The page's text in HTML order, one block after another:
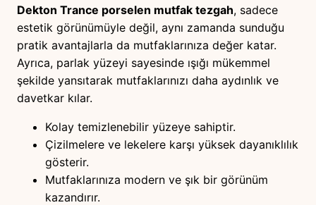
Dekton Trance porselen mutfak tezgah, sadece
estetik görünümüyle değil, aynı zamanda sunduğu
pratik avantajlarla da mutfaklarınıza değer katar.
Ayrıca, parlak yüzeyi sayesinde ışığı mükemmel
şekilde yansıtarak mutfaklarınızı daha aydınlık ve
davetkar kılar.
Kolay temizlenebilir yüzeye sahiptir.
Çizilmelere ve lekelere karşı yüksek dayanıklılık
gösterir.
Mutfaklarınıza modern ve şık bir görünüm
kazandırır.